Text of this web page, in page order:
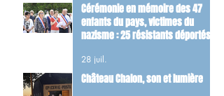
Cérémonie en mémoire des 47
enfants du pays, victimes du
nazisme : 25 résistants déportés
maquis.
28 juil.
Château Chalon, son et lumière